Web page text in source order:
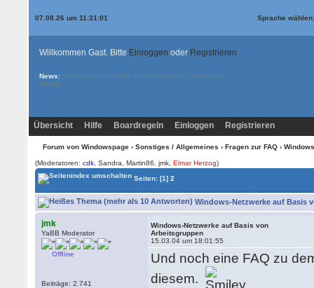
07.08.26 um 11:31:01 Sprache
Willkommen Gast. Bitte Einloggen oder Registrieren
News: Vor dem Posten bitte die Suchfunktion verwenden.
Danke.
Übersicht Hilfe Boardregeln Einloggen Registrieren
Forum von Windowspage› Sonstiges / Allgemeines › Fragen zur FAQ›
(Moderatoren:cdk , Sandra, Martin86, jmk,Elmar Herzog)
Seiten:[1] 2
Windows-Netzwerke auf Basis
jmk
YaBB Moderator
Offline
Beiträge: 2.741
Windows-Netzwerke auf Basis von
Arbeitsgruppen
15.03.04 um 18:01:55
Und noch eine FAQ zu
diesem.